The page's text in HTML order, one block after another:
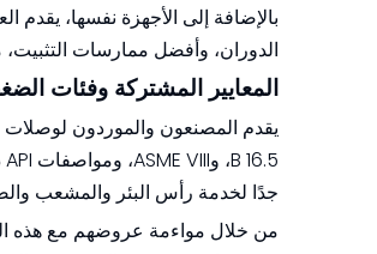
بالإضافة إلى الأجهزة نفسها،
الدوران، وأفضل ممارسات التثبيت،
المعايير المشتركة وفئات
جدًا لخدمة رأس البئر والمشعب
من خلال مواءمة عروضهم مع هذه